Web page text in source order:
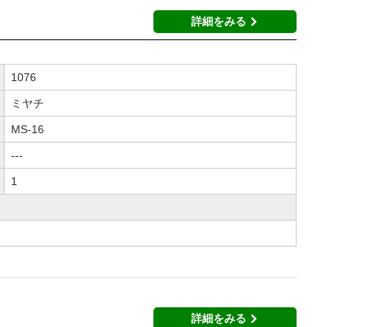
詳細をみる
1076
ミヤチ
MS-16
---
1
詳細をみる